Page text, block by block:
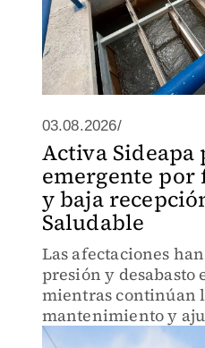
03.08.2026/
Activa Sideapa
emergente por
y baja
Saludable
Las afectaciones
presión y desabasto
mientras continúan
mantenimiento y
infraestructura